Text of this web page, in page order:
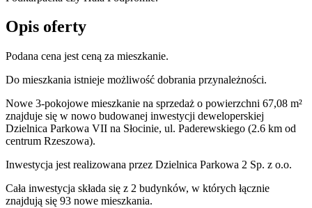
Opis oferty
Podana cena jest ceną za mieszkanie.
Do mieszkania istnieje możliwość dobrania przynależności.
Nowe 3-pokojowe mieszkanie na sprzedaż o powierzchni 67,08 m²
znajduje się w nowo budowanej inwestycji deweloperskiej
Dzielnica Parkowa VII na Słocinie, ul. Paderewskiego (2.6 km od
centrum Rzeszowa).
Inwestycja jest realizowana przez Dzielnica Parkowa 2 Sp. z o.o.
Cała inwestycja składa się z 2 budynków, w których łącznie
znajdują się 93 nowe mieszkania.